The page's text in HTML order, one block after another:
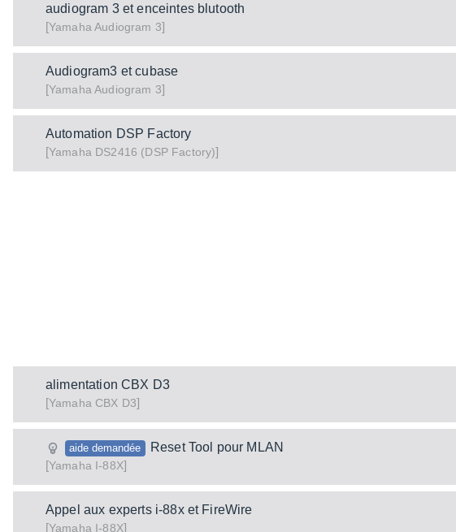
audiogram 3 et enceintes blutooth
[Yamaha Audiogram 3]
Audiogram3 et cubase
[Yamaha Audiogram 3]
Automation DSP Factory
[Yamaha DS2416 (DSP Factory)]
alimentation CBX D3
[Yamaha CBX D3]
aide demandée
Reset Tool pour MLAN
[Yamaha I-88X]
Appel aux experts i-88x et FireWire
[Yamaha I-88X]